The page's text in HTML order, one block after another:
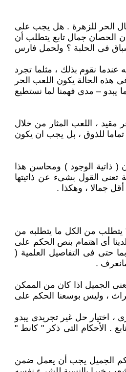
الحر للزهرة . هل يجب على
الحصان جمال تابع يتطلب أن
فى الحلبة ؟ ولحمل فارس
نقوم بذلك ، مثلما تجرد
الحالة يكون اللعب الحر
– مدى فهمنا لما نستطيع
مقيد ، اللعب المثار من خلال
تماما للذوق ، بل يجب ان يكون
ذاتية الوجود ) ومحاسن هذا
القول بشىء عن ذاتيتها
جمالا ، وهكذا .
يتطلب من الكل ما يتطلبه من
أى اهتمام بنص الحكم على
حتى فى التفاصيل العلمية (
.
الجميل اذا كان من الممكن
، وليس بوسعنا الحكم على
، اختيار حل غير تجريدى يبدو
. الأحكام التى ذكر " كانط "
حكم الجميل يجب أن يعمل ضمن